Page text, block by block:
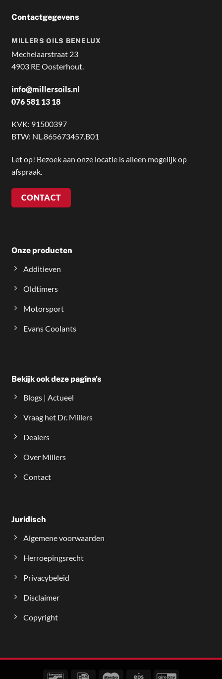
Contactgegevens
MILLERS OILS BENELUX
Mechelaarstraat 23
4903 RE Oosterhout.
info@millersoils.nl
076 581 13 18
KVK: 91500397
BTW: NL.865673457.B01
Let op! Bezoek aan onze locatie is alleen mogelijk op
afspraak.
CONTACT
Onze producten
Additieven
Oldtimers
Motorsport
Evans Coolants
Bekijk ook deze pagina's
Blogs | Actueel
Vraag het Dr. Millers
Dealers
Over Millers
Contact
Juridisch
Algemene voorwaarden
Herroepingsrecht
Privacybeleid
Disclaimer
Copyright
BancontactIDeal Maestro Eps GiroPay